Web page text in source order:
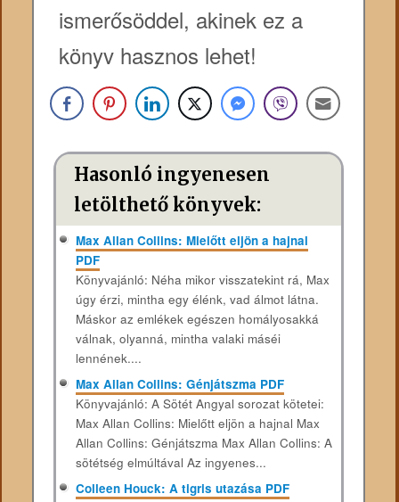
ismerősöddel, akinek ez a
könyv hasznos lehet!
Hasonló ingyenesen
letölthető könyvek:
Max Allan Collins: Mielőtt eljön a hajnal
PDF
Könyvajánló: Néha mikor visszatekint rá, Max
úgy érzi, mintha egy élénk, vad álmot látna.
Máskor az emlékek egészen homályosakká
válnak, olyanná, mintha valaki máséi
lennének....
Max Allan Collins: Génjátszma PDF
Könyvajánló: A Sötét Angyal sorozat kötetei:
Max Allan Collins: Mielőtt eljön a hajnal Max
Allan Collins: Génjátszma Max Allan Collins: A
sötétség elmúltával Az ingyenes...
Colleen Houck: A tigris utazása PDF